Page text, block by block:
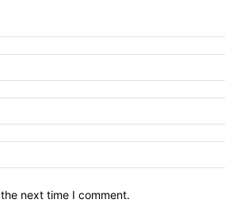
next time I comment.